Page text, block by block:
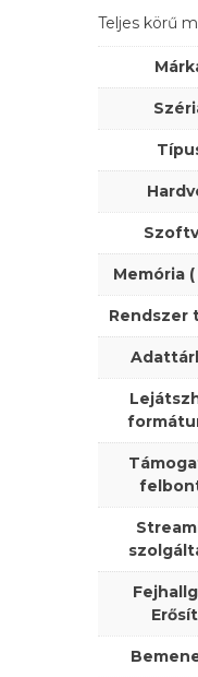
Teljes körű
Memória (
Rendszer